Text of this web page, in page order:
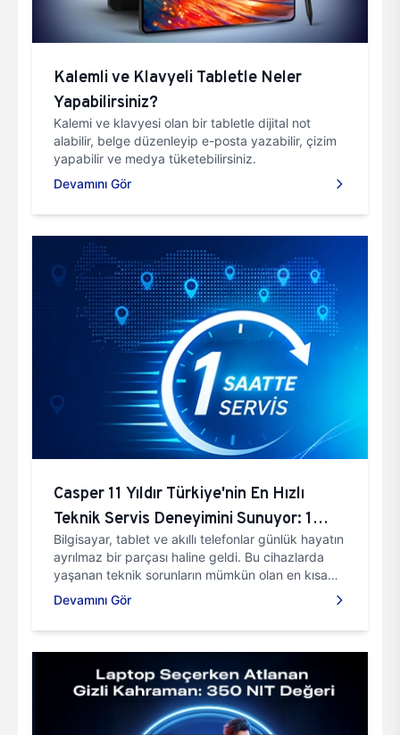
Kalemli ve Klavyeli Tabletle Neler
Yapabilirsiniz?
Kalemi ve klavyesi olan bir tabletle dijital not
alabilir, belge düzenleyip e-posta yazabilir, çizim
yapabilir ve medya tüketebilirsiniz.
Devamını Gör
Casper 11 Yıldır Türkiye'nin En Hızlı
Teknik Servis Deneyimini Sunuyor: 1
Saatte Servis
Bilgisayar, tablet ve akıllı telefonlar günlük hayatın
ayrılmaz bir parçası haline geldi. Bu cihazlarda
yaşanan teknik sorunların mümkün olan en kısa
sürede çözülebilmesi ise kullanıcılar için büyük
önem taşıyor.
Devamını Gör